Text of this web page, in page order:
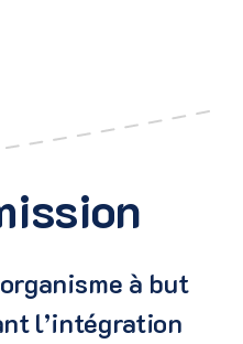
à but
l’intégration